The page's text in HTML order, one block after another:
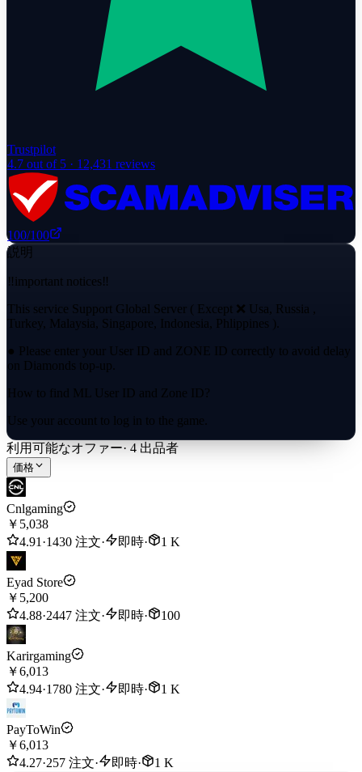
Trustpilot
4.7 out of 5 · 12,431 reviews
100/100
説明
‼️important notices‼️
This service Support Global Server ( Except ❌ ️Usa, Russia ,
Turkey, Malaysia, Singapore, Indonesia, Phlippines ).
● Please enter your User ID and ZONE ID correctly to avoid delay
on Diamonds top-up.
How to find ML User ID and Zone ID?
Use your account to log in to the game.
Click on your avatar in the top-left corner. 3. Your ML User ID and
Zone ID will be displayed.(.) User ID=“12345678”,
ZoneID=“1234”)
● You may stay logged in throughout the transaction, once the top-
up is completed, you will receive the diamonds in your ML account.
Delivery completed within 1-5 minutes
利用可能なオファー· 4 出品者
価格
Cnlgaming
￥5,038
4.91 ·1430 注文· 即時· 1 K
Eyad Store
￥5,200
4.88·2447 注文· 即時· 100
Karirgaming
￥6,013
4.94·1780 注文· 即時· 1 K
PayToWin
￥6,013
4.27·257 注文· 即時·
1 K